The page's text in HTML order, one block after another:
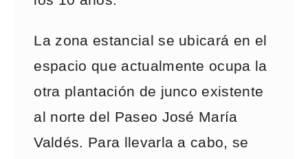
La zona estancial se ubicará en el
espacio que actualmente ocupa la
otra plantación de junco existente
al norte del Paseo José María
Valdés. Para llevarla a cabo, se